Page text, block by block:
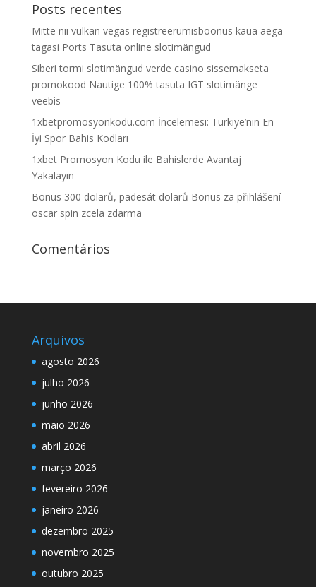
Posts recentes
Mitte nii vulkan vegas registreerumisboonus kaua aega
tagasi Ports Tasuta online slotimängud
Siberi tormi slotimängud verde casino sissemakseta
promokood Nautige 100% tasuta IGT slotimänge
veebis
1xbetpromosyonkodu.com İncelemesi: Türkiye’nin En
İyi Spor Bahis Kodları
1xbet Promosyon Kodu ile Bahislerde Avantaj
Yakalayın
Bonus 300 dolarů, padesát dolarů Bonus za přihlášení
oscar spin zcela zdarma
Comentários
Arquivos
agosto 2026
julho 2026
junho 2026
maio 2026
abril 2026
março 2026
fevereiro 2026
janeiro 2026
dezembro 2025
novembro 2025
outubro 2025